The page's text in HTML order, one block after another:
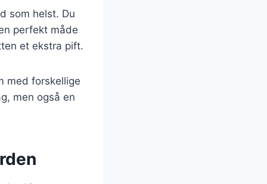
som helst. Du
perfekt måde
et ekstra pift.
med forskellige
men også en